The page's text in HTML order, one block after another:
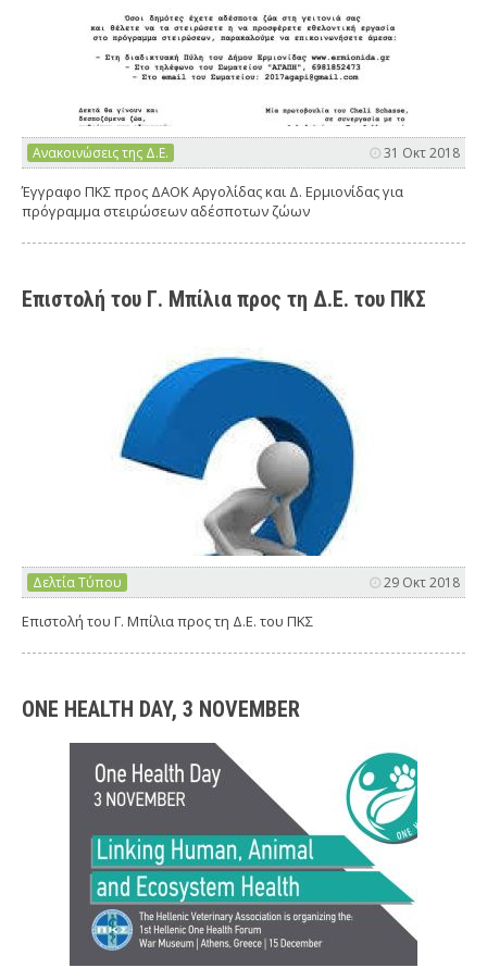
Ανακοινώσεις της Δ.Ε. 31 Οκτ 2018
Έγγραφο ΠΚΣ προς ΔΑΟΚ Αργολίδας και Δ. Ερμιονίδας για
πρόγραμμα στειρώσεων αδέσποτων ζώων
Επιστολή του Γ. Μπίλια προς τη Δ.Ε. του ΠΚΣ
Δελτία Τύπου 29 Οκτ 2018
Επιστολή του Γ. Μπίλια προς τη Δ.Ε. του ΠΚΣ
ONE HEALTH DAY, 3 NOVEMBER